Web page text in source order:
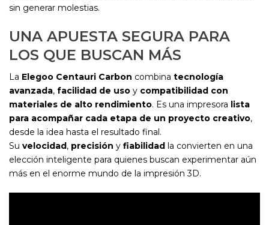
sin generar molestias.
UNA APUESTA SEGURA PARA
LOS QUE BUSCAN MÁS
La Elegoo Centauri Carbon combina tecnología
avanzada, facilidad de uso y compatibilidad con
materiales de alto rendimiento. Es una impresora lista
para acompañar cada etapa de un proyecto creativo,
desde la idea hasta el resultado final.
Su velocidad, precisión y fiabilidad la convierten en una
elección inteligente para quienes buscan experimentar aún
más en el enorme mundo de la impresión 3D.